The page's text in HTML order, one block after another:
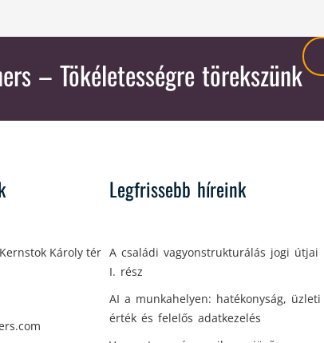
– Tökéletességre törekszünk
Károly tér
Legfrissebb híreink
A családi vagyonstrukturálás jogi útjai
I. rész
AI a munkahelyen: hatékonyság, üzleti
érték és felelős adatkezelés